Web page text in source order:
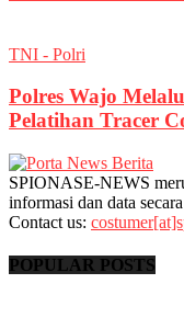
TNI - Polri
Polres Wajo
Pelatihan Tracer
SPIONASE-NEWS
informasi dan data
Contact us:
POPULAR POSTS